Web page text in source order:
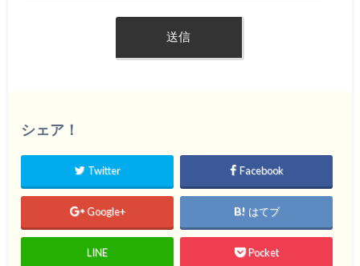
シェア！
Twitter Facebook
Google+ はてブ
LINE Pocket